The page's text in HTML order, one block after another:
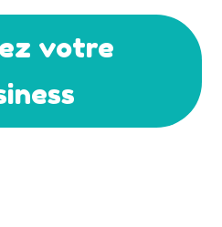
votre